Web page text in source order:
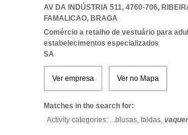
AV DA INDÚSTRIA 511, 4760-706,
FAMALICAO, BRAGA
Comércio a retalho de vestuário para
estabelecimentos especializados
SA
Ver empresa Ver no Mapa
Matches in the search for:
Activity categories: ...blusas, faldas,